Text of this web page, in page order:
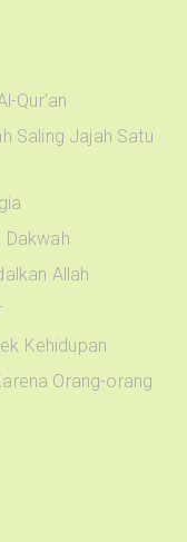
Qur'an
Saling Jajah Satu
Dakwah
Allah
Kehidupan
Orang-orang